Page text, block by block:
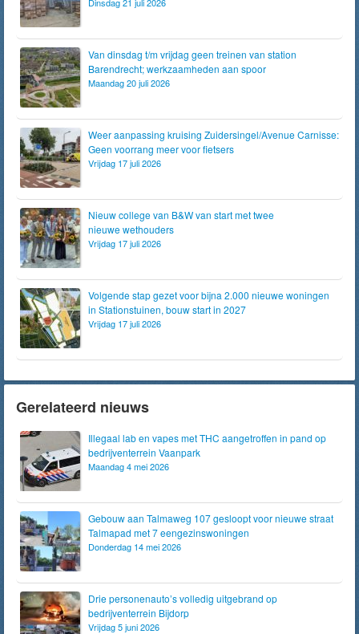
Van dinsdag t/m vrijdag geen treinen van station
Barendrecht; werkzaamheden aan spoor
Maandag 20 juli 2026
Weer aanpassing kruising Zuidersingel/Avenue Carnisse:
Geen voorrang meer voor fietsers
Vrijdag 17 juli 2026
Nieuw college van B&W van start met twee
nieuwe wethouders
Vrijdag 17 juli 2026
Volgende stap gezet voor bijna 2.000 nieuwe woningen
in Stationstuinen, bouw start in 2027
Vrijdag 17 juli 2026
Gerelateerd nieuws
Illegaal lab en vapes met THC aangetroffen in pand op
bedrijventerrein Vaanpark
Maandag 4 mei 2026
Gebouw aan Talmaweg 107 gesloopt voor nieuwe straat
Talmapad met 7 eengezinswoningen
Donderdag 14 mei 2026
Drie personenauto’s volledig uitgebrand op
bedrijventerrein Bijdorp
Vrijdag 5 juni 2026